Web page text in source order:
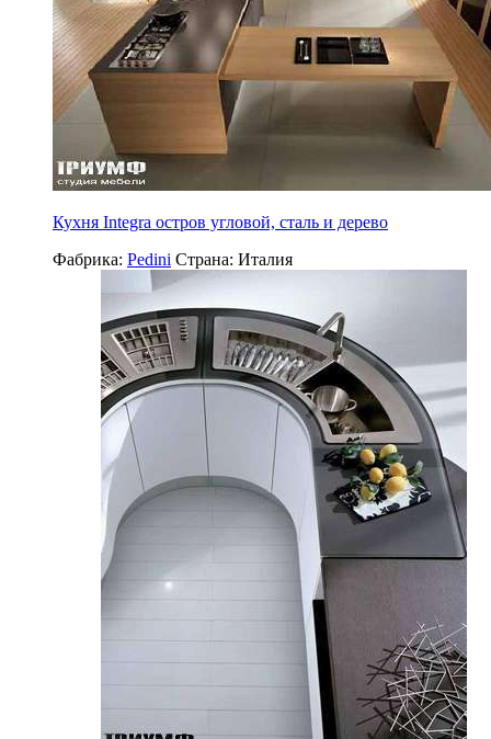
Кухня Integra остров угловой, сталь и дерево
Фабрика: Pedini Страна: Италия